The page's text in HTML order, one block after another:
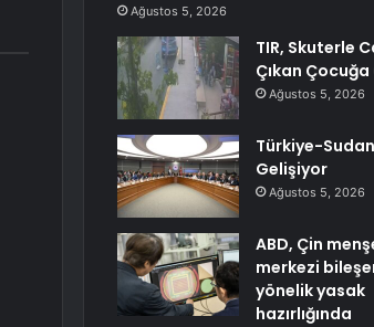
Ağustos 5, 2026
TIR, Skuterle
Çıkan Çocuğa
Ağustos 5, 2026
Türkiye-
Gelişiyor
Ağustos 5, 2026
ABD, Çin
merkezi
yönelik yasak
hazırlığında